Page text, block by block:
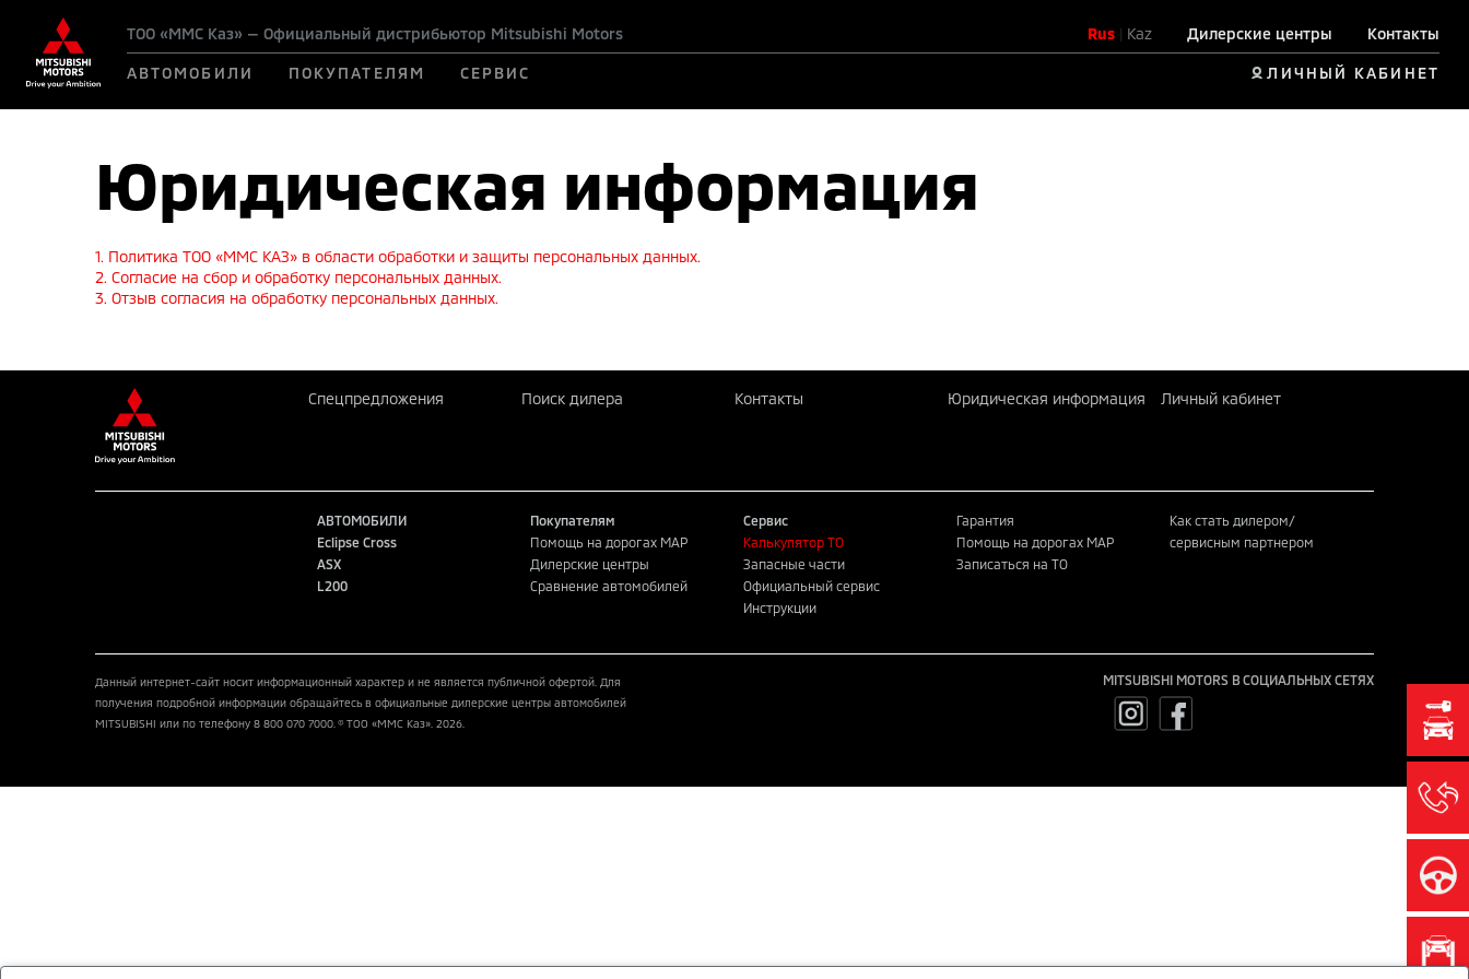
ТОО «ММС Каз» — Официальный дистрибьютор Mitsubishi Motors Rus| Kaz Дилерские центры Контакты
АВТОМОБИЛИ ПОКУПАТЕЛЯМ СЕРВИС ЛИЧНЫЙ КАБИНЕТ
Юридическая информация
1. Политика ТОО «ММС КАЗ» в области обработки и защиты персональных данных.
2. Согласие на сбор и обработку персональных данных.
3. Отзыв согласия на обработку персональных данных.
Спецпредложения Поиск дилера Контакты Юридическая информация Личный кабинет
АВТОМОБИЛИ
Eclipse Cross
ASX
L200
Покупателям
Помощь на дорогах MAP
Дилерские центры
Сравнение автомобилей
Сервис
Калькулятор ТО
Запасные части
Официальный сервис
Инструкции
Гарантия
Помощь на дорогах MAP
Записаться на ТО
Как стать дилером/
сервисным партнером
Данный интернет-сайт носит информационный характер и не является публичной офертой. Для
получения подробной информации обращайтесь в официальные дилерские центры автомобилей
MITSUBISHI или по телефону 8 800 070 7000. © ТОО «ММС Каз». 2026.
MITSUBISHI MOTORS В СОЦИАЛЬНЫХ СЕТЯХ